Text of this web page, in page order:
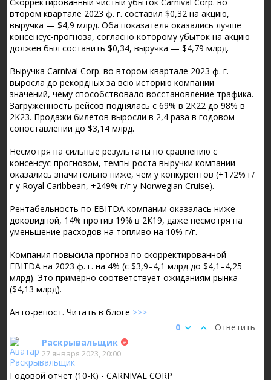
втором квартале 2023 ф. г. составил $0,32 на акцию,
выручка — $4,9 млрд. Оба показателя оказались лучше
консенсус-прогноза, согласно которому убыток на акцию
должен был составить $0,34, выручка — $4,79 млрд.
Выручка Carnival Corp. во втором квартале 2023 ф. г.
выросла до рекордных за всю историю компании
значений, чему способствовало восстановление трафика.
Загруженность рейсов поднялась с 69% в 2К22 до 98% в
2К23. Продажи билетов выросли в 2,4 раза в годовом
сопоставлении до $3,14 млрд.
Несмотря на сильные результаты по сравнению с
консенсус-прогнозом, темпы роста выручки компании
оказались значительно ниже, чем у конкурентов (+172% г/
г у Royal Caribbean, +249% г/г у Norwegian Cruise).
Рентабельность по EBITDA компании оказалась ниже
доковидной, 14% против 19% в 2К19, даже несмотря на
уменьшение расходов на топливо на 10% г/г.
Компания повысила прогноз по скорректированной
EBITDA на 2023 ф. г. на 4% (с $3,9–4,1 млрд до $4,1–4,25
млрд). Это примерно соответствует ожиданиям рынка
($4,13 млрд).
Авто-репост. Читать в блоге >>>
Ответить
0
Раскрывальщик
27 января 2023, 20:00
Годовой отчет (10-K) - CARNIVAL CORP